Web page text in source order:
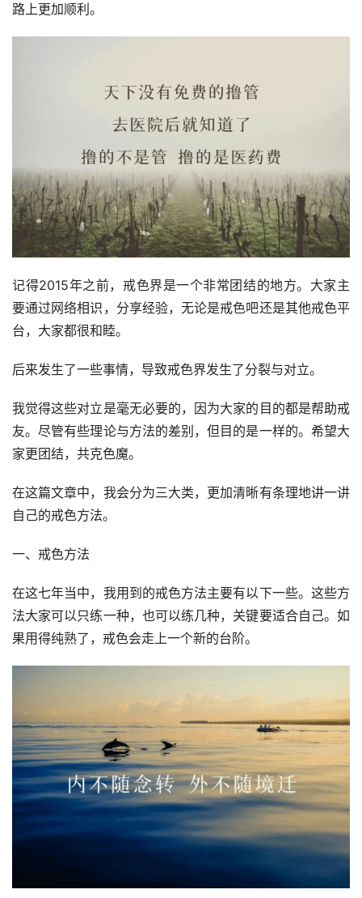
路上更加顺利。
记得2015年之前，戒色界是一个非常团结的地方。大家主
要通过网络相识，分享经验，无论是戒色吧还是其他戒色平
台，大家都很和睦。
后来发生了一些事情，导致戒色界发生了分裂与对立。
我觉得这些对立是毫无必要的，因为大家的目的都是帮助戒
友。尽管有些理论与方法的差别，但目的是一样的。希望大
家更团结，共克色魔。
在这篇文章中，我会分为三大类，更加清晰有条理地讲一讲
自己的戒色方法。
一、戒色方法
在这七年当中，我用到的戒色方法主要有以下一些。这些方
法大家可以只练一种，也可以练几种，关键要适合自己。如
果用得纯熟了，戒色会走上一个新的台阶。